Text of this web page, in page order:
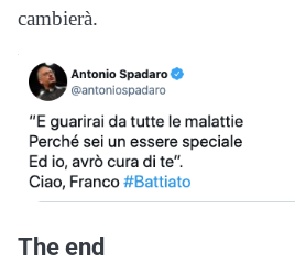
cambierà.
The end